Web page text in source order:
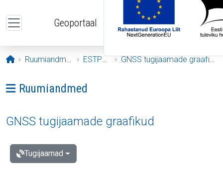
Geoportaal
Avaleht
Ruumiandmed ESTPOS GNSS tugijaamade graafikud
Ava menüü: Ruumiandmed
Ruumiandmed
GNSS tugijaamade graafikud
Tugijaamad